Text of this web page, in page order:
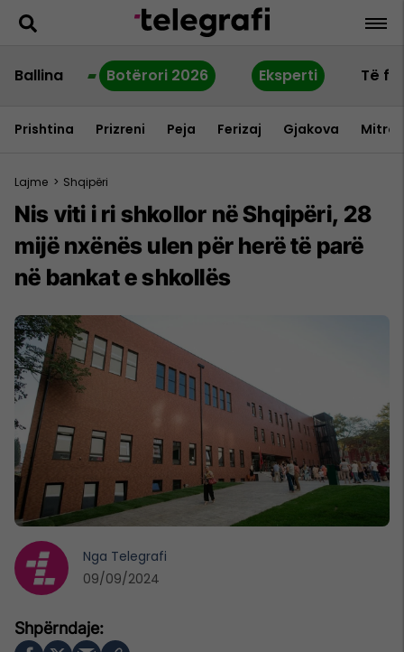
Ballina Botërori 2026 Eksperti Të
Prishtina Prizreni Peja Ferizaj Gjakova
Lajme > Shqipëri
Nis viti i ri shkollor në Shqipëri, 28
mijë nxënës ulen për herë të parë
në bankat e shkollës
Nga Telegrafi
09/09/2024